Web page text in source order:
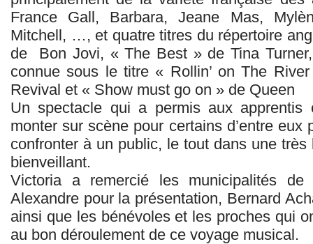
France Gall, Barbara, Jeane Mas,
Mitchell, …, et quatre titres du répertoire
de Bon Jovi, « The Best » de Tina
connue sous le titre « Rollin’ on The
Revival et « Show must go on » de Queen
Un spectacle qui a permis aux apprentis
monter sur scène pour certains d’entre
confronter à un public, le tout dans une
bienveillant.
Victoria a remercié les municipalités
Alexandre pour la présentation, Bernard
ainsi que les bénévoles et les proches qui
au bon déroulement de ce voyage musical.